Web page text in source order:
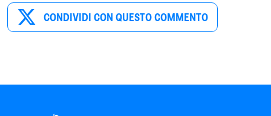
CONDIVIDI CON QUESTO COMMENTO